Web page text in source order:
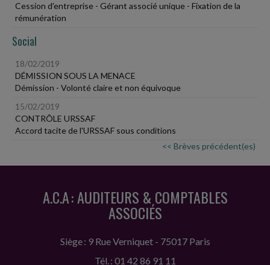
Cession d'entreprise - Gérant associé unique - Fixation de la
rémunération
Social
18/02/2019
DÉMISSION SOUS LA MENACE
Démission - Volonté claire et non équivoque
15/02/2019
CONTRÔLE URSSAF
Accord tacite de l'URSSAF sous conditions
<< Brèves précédent(es)
A.C.A : AUDITEURS & COMPTABLES
ASSOCIÉS
Siège : 9 Rue Verniquet - 75017 Paris
Tél. : 01 42 86 91 11